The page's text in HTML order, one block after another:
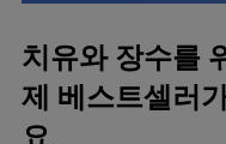
치유와 장수를
제 베스트셀러
요